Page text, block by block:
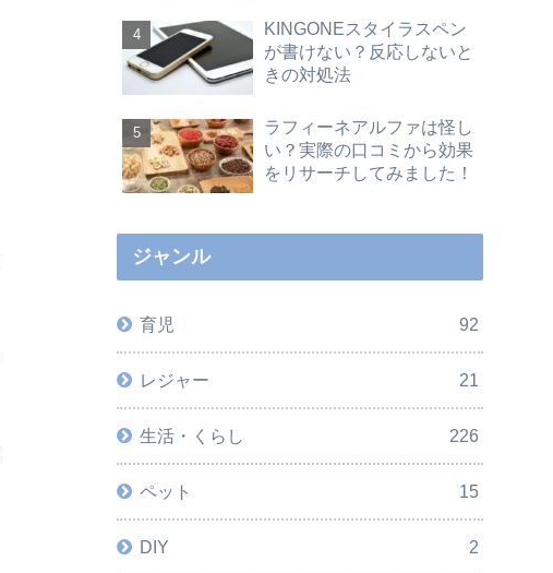
KINGONEスタイラスペン
が書けない？反応しないと
きの対処法
ラフィーネアルファは怪し
い？実際の口コミから効果
をリサーチしてみました！
ジャンル
育児 92
レジャー 21
生活・くらし 226
ペット 15
DIY 2